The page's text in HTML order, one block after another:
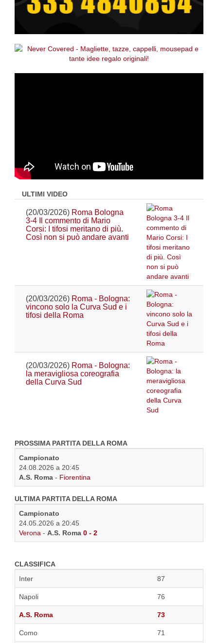
ULTIMI VIDEO
(20/03/2026) Roma Bologna
3-4 Il commento di Mario
Corsi: I tifosi meritano di più.
Così non si può andare avanti
(20/03/2026) Roma - Bologna:
vincono solo la Curva Sud e i
tifosi della Roma
(20/03/2026) Roma - Bologna:
la meravigliosa coreografia
della Curva Sud
PROSSIMA PARTITA DELLA ROMA
Campionato
24.08.2026 a 20:45
A.S. Roma - Fiorentina
ULTIMA PARTITA DELLA ROMA
Campionato
24.05.2026 a 20:45
Verona - A.S. Roma 0 - 2
CLASSIFICA
Inter
87
Napoli 76
A.S. Roma 73
Como 71